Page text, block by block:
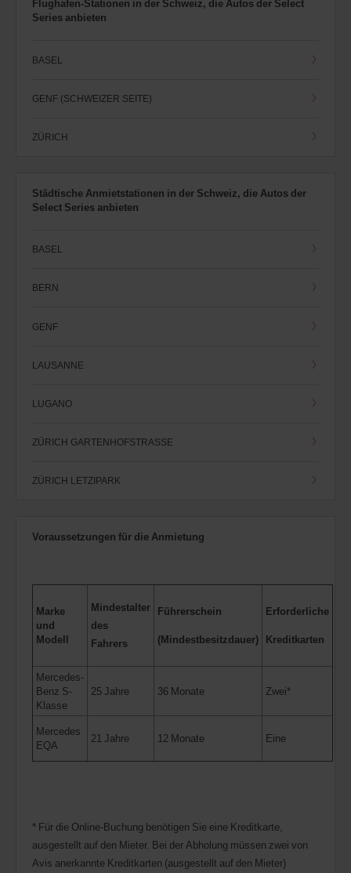
Flughafen-Stationen in der Schweiz, die Autos der Select
Series anbieten
BASEL
GENF (SCHWEIZER SEITE)
ZÜRICH
Städtische Anmietstationen in der Schweiz, die Autos der
Select Series anbieten
BASEL
BERN
GENF
LAUSANNE
LUGANO
ZÜRICH GARTENHOFSTRASSE
ZÜRICH LETZIPARK
Voraussetzungen für die Anmietung
Marke
und
Modell
Mindestalter
des
Fahrers
Führerschein
(Mindestbesitzdauer)
Erforderliche
Kreditkarten
Mercedes-
Benz S-
Klasse
25 Jahre 36 Monate Zwei*
Mercedes
EQA
21 Jahre 12 Monate Eine
* Für die Online-Buchung benötigen Sie eine Kreditkarte,
ausgestellt auf den Mieter. Bei der Abholung müssen zwei von
Avis anerkannte Kreditkarten (ausgestellt auf den Mieter)